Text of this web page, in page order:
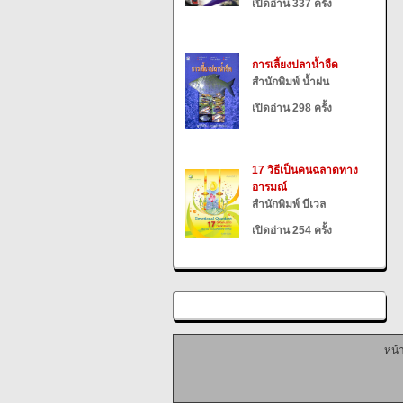
เปิดอ่าน 337 ครั้ง
การเลี้ยงปลาน้ำจืด
สำนักพิมพ์ น้ำฝน
เปิดอ่าน 298 ครั้ง
17 วิธีเป็นคนฉลาดทาง
อารมณ์
สำนักพิมพ์ บีเวล
เปิดอ่าน 254 ครั้ง
หน้